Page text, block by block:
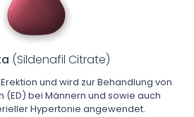
(Sildenafil Citrate)
und wird zur Behandlung von
(ED) bei Männern und sowie auch
Hypertonie angewendet.